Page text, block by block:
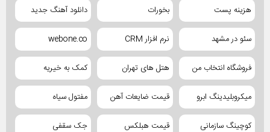
هزینه پست بخورات دانلود آهنگ جدید
سئو در مشهد نرم افزار CRM webone.co
فروشگاه انتخاب من هتل های تهران کمک به خیریه
میکروبلیدینگ ابرو قیمت ضایعات آهن مفتول سیاه
کوچینگ سازمانی قیمت هبلکس جک سقفی